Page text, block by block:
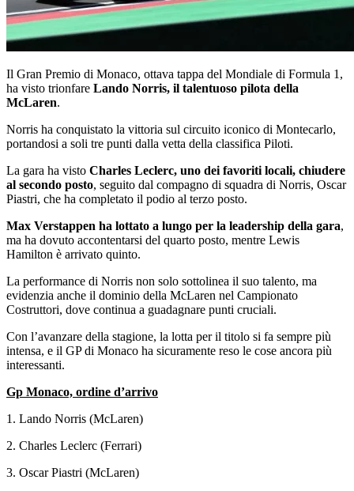
Il Gran Premio di Monaco, ottava tappa del Mondiale di Formula 1,
ha visto trionfare Lando Norris, il talentuoso pilota della
McLaren.
Norris ha conquistato la vittoria sul circuito iconico di Montecarlo,
portandosi a soli tre punti dalla vetta della classifica Piloti.
La gara ha visto Charles Leclerc, uno dei favoriti locali, chiudere
al secondo posto, seguito dal compagno di squadra di Norris, Oscar
Piastri, che ha completato il podio al terzo posto.
Max Verstappen ha lottato a lungo per la leadership della gara,
ma ha dovuto accontentarsi del quarto posto, mentre Lewis
Hamilton è arrivato quinto.
La performance di Norris non solo sottolinea il suo talento, ma
evidenzia anche il dominio della McLaren nel Campionato
Costruttori, dove continua a guadagnare punti cruciali.
Con l’avanzare della stagione, la lotta per il titolo si fa sempre più
intensa, e il GP di Monaco ha sicuramente reso le cose ancora più
interessanti.
Gp Monaco, ordine d’arrivo
1. Lando Norris (McLaren)
2. Charles Leclerc (Ferrari)
3. Oscar Piastri (McLaren)